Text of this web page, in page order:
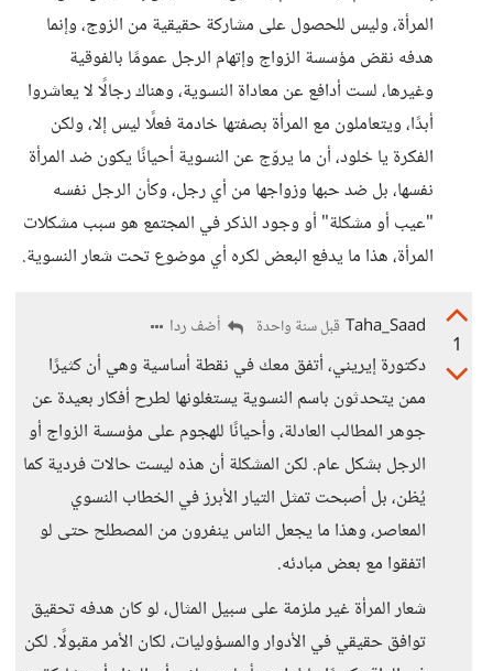
المرأة، وليس للحصول على مشاركة حقيقية من الزوج، وإنما
هدفه نقض مؤسسة الزواج وإتهام الرجل عمومًا بالفوقية
وغيرها، لست أدافع عن معاداة النسوية، وهناك رجالًا لا يعاشروا
أبدًا، ويتعاملون مع المرأة بصفتها خادمة فعلًا ليس إلا، ولكن
الفكرة يا خلود، أن ما يروّج عن النسوية أحيانًا يكون ضد المرأة
نفسها، بل ضد حبها وزواجها من أي رجل، وكأن الرجل نفسه
"عيب أو مشكلة" أو وجود الذكر في المجتمع هو سبب مشكلات
المرأة، هذا ما يدفع البعض لكره أي موضوع تحت شعار النسوية.
1
Taha_Saad قبل سنة واحدة أضف ردا
دكتورة إيريني، أتفق معك في نقطة أساسية وهي أن كثيرًا
ممن يتحدثون باسم النسوية يستغلونها لطرح أفكار بعيدة عن
جوهر المطالب العادلة، وأحيانًا للهجوم على مؤسسة الزواج أو
الرجل بشكل عام. لكن المشكلة أن هذه ليست حالات فردية كما
يُظن، بل أصبحت تمثل التيار الأبرز في الخطاب النسوي
المعاصر، وهذا ما يجعل الناس ينفرون من المصطلح حتى لو
اتفقوا مع بعض مبادئه.
شعار المرأة غير ملزمة على سبيل المثال، لو كان هدفه تحقيق
توافق حقيقي في الأدوار والمسؤوليات، لكان الأمر مقبولًا. لكن